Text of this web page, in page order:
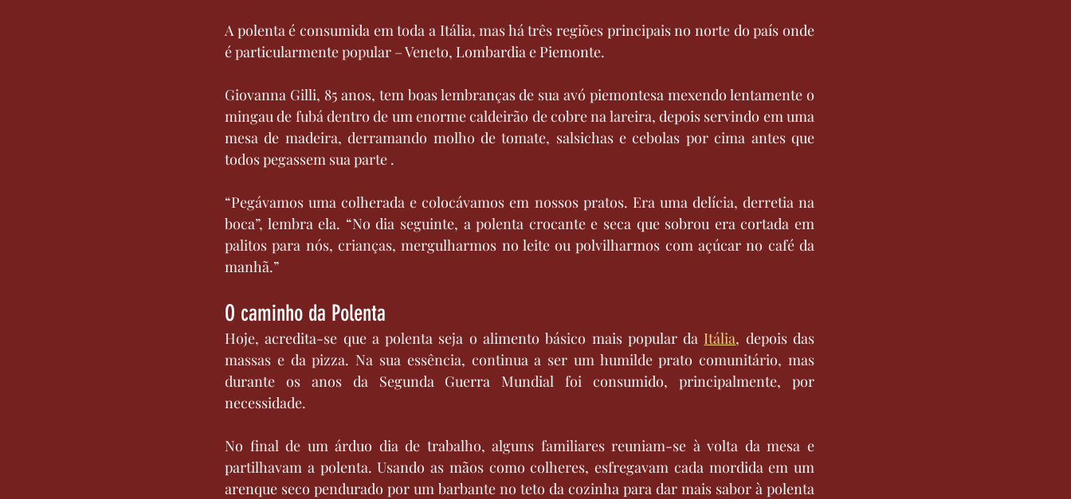
A polenta é consumida em toda a Itália, mas há três regiões principais no norte do país onde
é particularmente popular – Veneto, Lombardia e Piemonte.
Giovanna Gilli, 85 anos, tem boas lembranças de sua avó piemontesa mexendo lentamente o
mingau de fubá dentro de um enorme caldeirão de cobre na lareira, depois servindo em uma
mesa de madeira, derramando molho de tomate, salsichas e cebolas por cima antes que
todos pegassem sua parte .
“Pegávamos uma colherada e colocávamos em nossos pratos. Era uma delícia, derretia na
boca”, lembra ela. “No dia seguinte, a polenta crocante e seca que sobrou era cortada em
palitos para nós, crianças, mergulharmos no leite ou polvilharmos com açúcar no café da
manhã.”
O caminho da Polenta
Hoje, acredita-se que a polenta seja o alimento básico mais popular da Itália, depois das
massas e da pizza. Na sua essência, continua a ser um humilde prato comunitário, mas
durante os anos da Segunda Guerra Mundial foi consumido, principalmente, por
necessidade.
No final de um árduo dia de trabalho, alguns familiares reuniam-se à volta da mesa e
partilhavam a polenta. Usando as mãos como colheres, esfregavam cada mordida em um
arenque seco pendurado por um barbante no teto da cozinha para dar mais sabor à polenta